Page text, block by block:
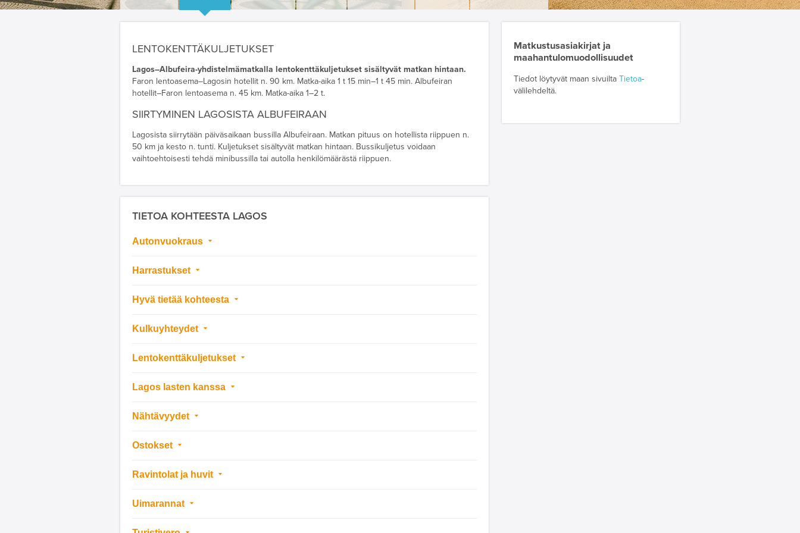
LENTOKENTTÄKULJETUKSET
Lagos–Albufeira-yhdistelmämatkalla lentokenttäkuljetukset sisältyvät matkan hintaan.
Faron lentoasema–Lagosin hotellit n. 90 km. Matka-aika 1 t 15 min–1 t 45 min. Albufeiran
hotellit–Faron lentoasema n. 45 km. Matka-aika 1–2 t.
SIIRTYMINEN LAGOSISTA ALBUFEIRAAN
Lagosista siirrytään päiväsaikaan bussilla Albufeiraan. Matkan pituus on hotellista riippuen n.
50 km ja kesto n. tunti. Kuljetukset sisältyvät matkan hintaan. Bussikuljetus voidaan
vaihtoehtoisesti tehdä minibussilla tai autolla henkilömäärästä riippuen.
TIETOA KOHTEESTA LAGOS
Autonvuokraus
Harrastukset
Hyvä tietää kohteesta
Kulkuyhteydet
Lentokenttäkuljetukset
Lagos lasten kanssa
Nähtävyydet
Ostokset
Ravintolat ja huvit
Uimarannat
Matkustusasiakirjat ja
maahantulomuodollisuudet
Tiedot löytyvät maan sivuiltaTietoa-
välilehdeltä.